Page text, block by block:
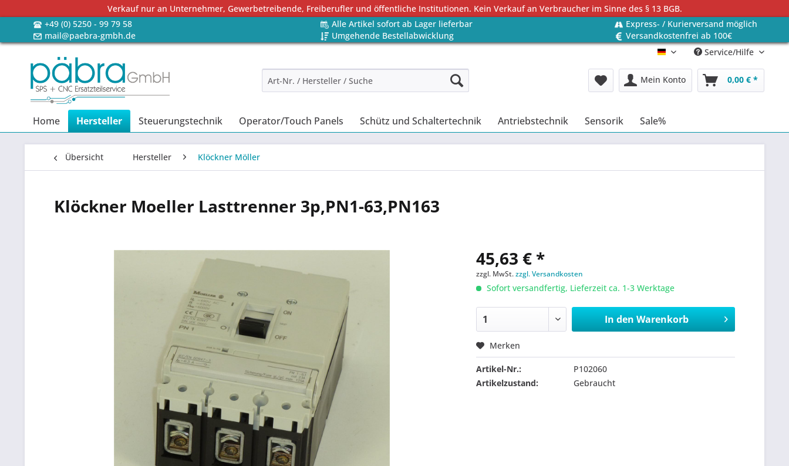
Verkauf nur an Unternehmer, Gewerbetreibende, Freiberufler und öffentliche Institutionen. Kein Verkauf an Verbraucher im Sinne des § 13 BGB.
+49 (0) 5250 - 99 79 58
Alle Artikel sofort ab Lager lieferbar
Express- / Kurierversand möglich
mail@paebra-gmbh.de
Umgehende Bestellabwicklung
Versandkostenfrei ab 100€
Deutsch Service/Hilfe
Mein Konto 0,00 € *
Home Hersteller Steuerungstechnik Operator/Touch Panels Schütz und Schaltertechnik Antriebstechnik Sensorik Sale%
Übersicht Hersteller Klöckner Möller
Klöckner Moeller Lasttrenner 3p,PN1-63,PN163
45,63 € *
zzgl. MwSt.zzgl. Versandkosten
Sofort versandfertig, Lieferzeit ca. 1-3 Werktage
In den Warenkorb
Merken
Artikel-Nr.:
P102060
Artikelzustand:
Gebraucht